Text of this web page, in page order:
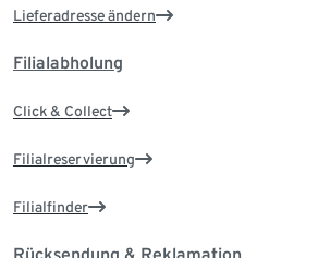
Lieferadresse ändern
Filialabholung
Click & Collect
Filialreservierung
Filialfinder